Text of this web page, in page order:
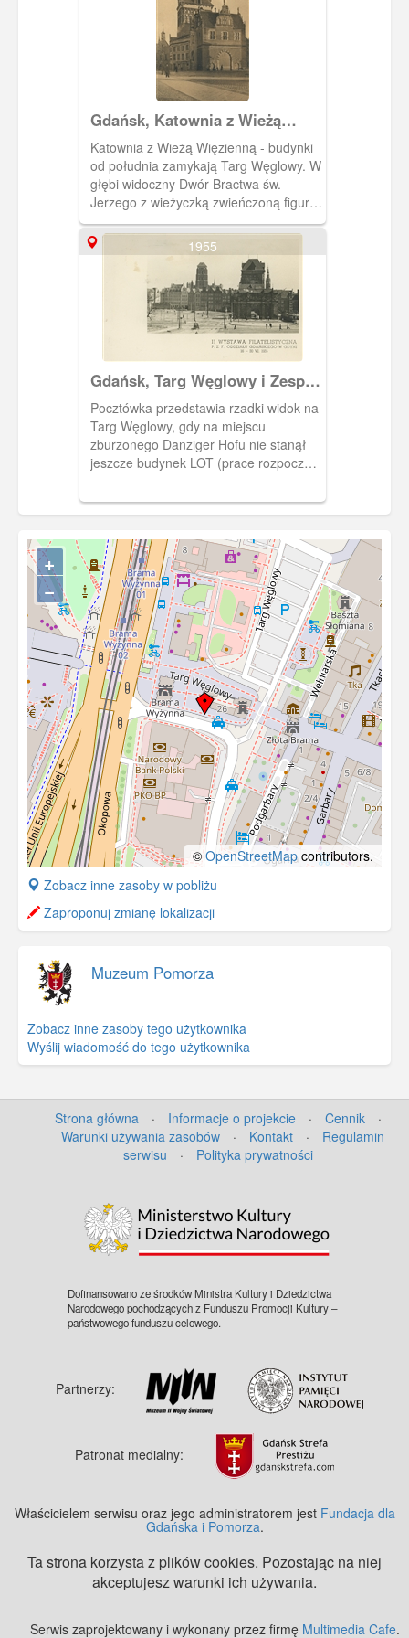
Gdańsk, Katownia z Wieżą
Więzienną, Danzig Peinkammer
u. Stockturm
Katownia z Wieżą Więzienną - budynki
od południa zamykają Targ Węglowy. W
głębi widoczny Dwór Bractwa św.
Jerzego z wieżyczką zwieńczoną figurą
św. Jerzego.
1955
Gdańsk, Targ Węglowy i Zespół
Przedbramia
Pocztówka przedstawia rzadki widok na
Targ Węglowy, gdy na miejscu
zburzonego Danziger Hofu nie stanął
jeszcze budynek LOT (prace rozpoczęły
okolicznościowy stempel z okazji II
Wystawy Filatelistycznej.
+
−
©OpenStreetMap contributors.
+
−
Zobacz inne zasoby w pobliżu
Zaproponuj zmianę lokalizacji
Muzeum Pomorza
Zobacz inne zasoby tego użytkownika
Wyślij wiadomość do tego użytkownika
Strona główna · Informacje o projekcie · Cennik
·
Warunki używania zasobów
· Kontakt ·
Regulamin
serwisu
· Polityka prywatności
Dofinansowano ze środków Ministra Kultury i Dziedzictwa
Narodowego pochodzących z Funduszu Promocji Kultury –
państwowego funduszu celowego.
Partnerzy:
Patronat medialny:
Właścicielem serwisu oraz jego administratorem jest Fundacja dla
Gdańska i Pomorza.
Ta strona korzysta z plików cookies. Pozostając na niej
akceptujesz warunki ich używania.
Serwis zaprojektowany i wykonany przez firmę Multimedia Cafe.